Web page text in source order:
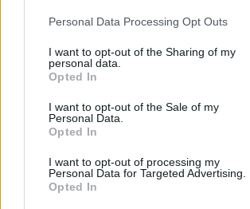
Personal Data Processing Opt Outs
I want to opt-out of the Sharing of my
personal data.
Opted In
I want to opt-out of the Sale of my
Personal Data.
Opted In
I want to opt-out of processing my
Personal Data for Targeted Advertising.
Opted In